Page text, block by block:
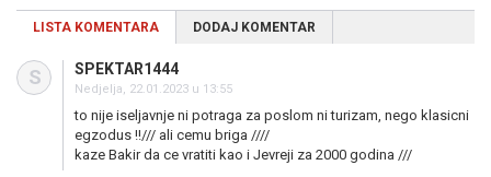
LISTA KOMENTARA DODAJ KOMENTAR
S SPEKTAR1444
Nedjelja, 22.01.2023 u 13:55
to nije iseljavnje ni potraga za poslom ni turizam, nego klasicni
egzodus !!/// ali cemu briga ////
kaze Bakir da ce vratiti kao i Jevreji za 2000 godina ///